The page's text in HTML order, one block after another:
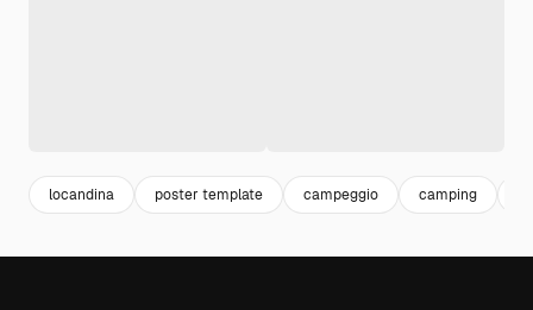
locandina poster template campeggio camping